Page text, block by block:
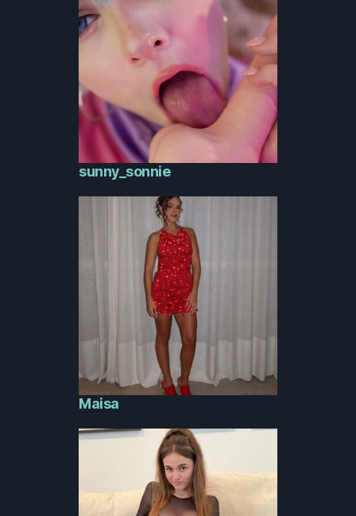
sunny_sonnie
Maisa